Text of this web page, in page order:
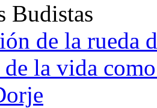
Budistas
de la rueda
la vida